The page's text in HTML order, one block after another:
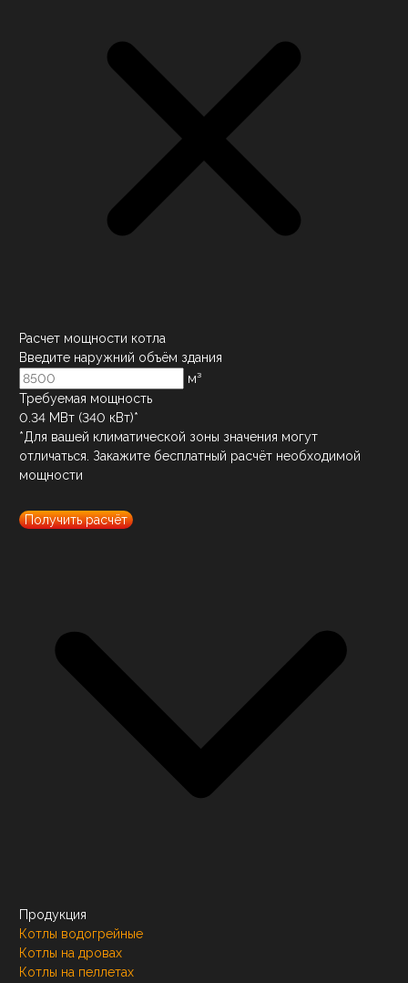
Расчет мощности котла
Введите наружний объём здания
м³
Требуемая мощность
0.34 МВт (340 кВт)*
*Для вашей климатической зоны значения могут
отличаться. Закажите бесплатный расчёт необходимой
мощности
Получить расчёт
Продукция
Котлы водогрейные
Котлы на дровах
Котлы на пеллетах